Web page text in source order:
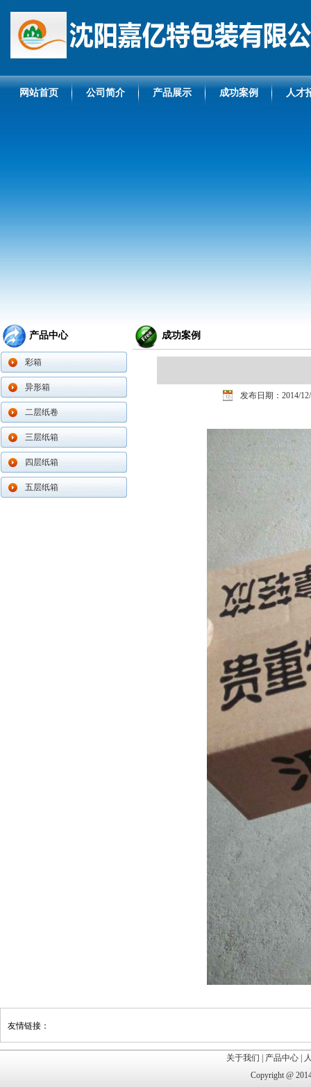
网站首页 公司简介 产品展示 成功案例 人才
产品中心
彩箱
异形箱
二层纸卷
三层纸箱
四层纸箱
五层纸箱
成功案例
发布日期：2014/
友情链接：
关于我们 产品中心
Copyright @